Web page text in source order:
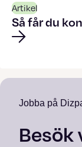
Artikel
Så får du
Jobba på
Besök